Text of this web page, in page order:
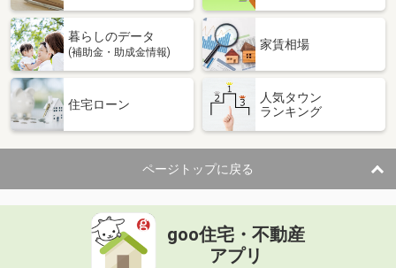
暮らしのデータ
(補助金・助成金情報)
家賃相場
住宅ローン
人気タウン
ランキング
ページトップに戻る
goo住宅・不動産
アプリ